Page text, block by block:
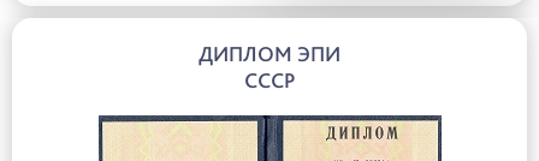
ДИПЛОМ ЭПИ
СССР